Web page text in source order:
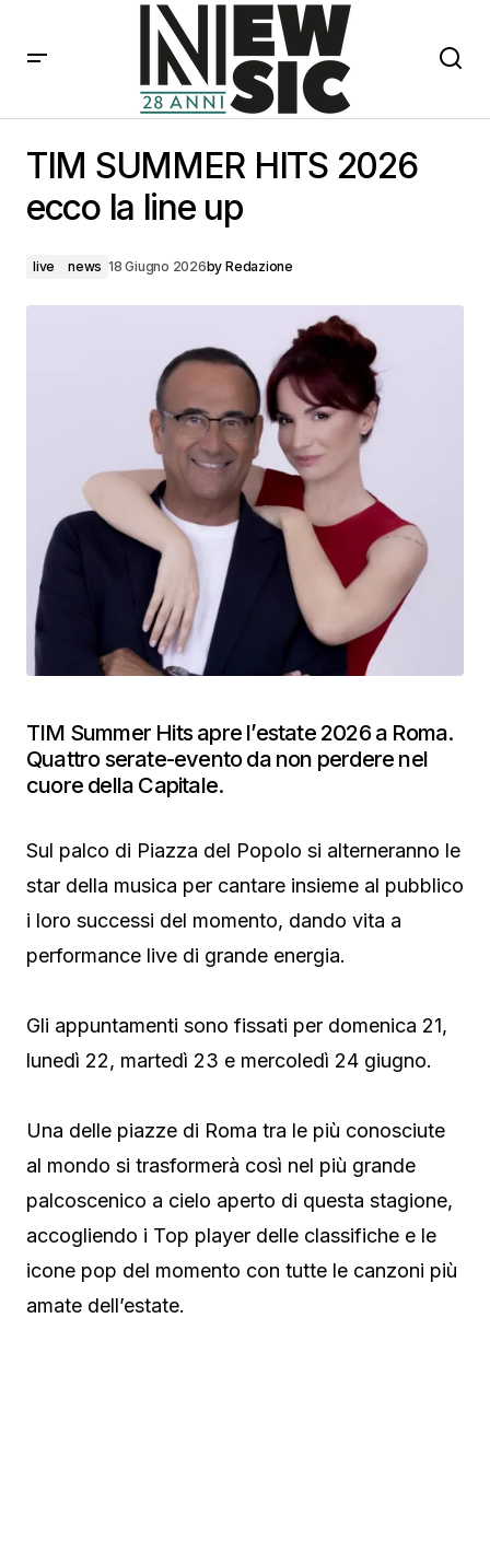
TIM SUMMER HITS 2026
ecco la line up
live news 18 Giugno 2026by Redazione
TIM Summer Hits apre l’estate 2026 a Roma.
Quattro serate-evento da non perdere nel
cuore della Capitale.
Sul palco di Piazza del Popolo si alterneranno le
star della musica per cantare insieme al pubblico
i loro successi del momento, dando vita a
performance live di grande energia.
Gli appuntamenti sono fissati per domenica 21,
lunedì 22, martedì 23 e mercoledì 24 giugno.
Una delle piazze di Roma tra le più conosciute
al mondo si trasformerà così nel più grande
palcoscenico a cielo aperto di questa stagione,
accogliendo i Top player delle classifiche e le
icone pop del momento con tutte le canzoni più
amate dell’estate.